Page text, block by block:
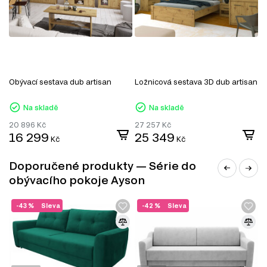
Šatní panely do předsíně
Šatní skříň
Úložný prostor
Kancelářské stoly
Obývací sestava dub artisan
Na skladě
20 896 Kč
16 299 Kč
Ložnicová sestava 3D dub artisan
Na skladě
27 257 Kč
25 349 Kč
Doporučené produkty — Série do
obývacího pokoje Ayson
Sleva
-43 % Sleva
-42 %